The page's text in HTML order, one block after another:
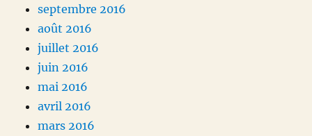
septembre 2016
août 2016
juillet 2016
juin 2016
mai 2016
avril 2016
mars 2016